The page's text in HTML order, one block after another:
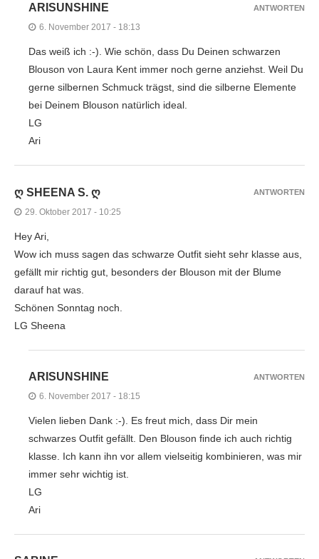
ARISUNSHINE
6. November 2017 - 18:13
Das weiß ich :-). Wie schön, dass Du Deinen schwarzen
Blouson von Laura Kent immer noch gerne anziehst. Weil Du
gerne silbernen Schmuck trägst, sind die silberne Elemente
bei Deinem Blouson natürlich ideal.
LG
Ari
ANTWORTEN
Ღ SHEENA S. Ღ
29. Oktober 2017 - 10:25
Hey Ari,
Wow ich muss sagen das schwarze Outfit sieht sehr klasse aus,
gefällt mir richtig gut, besonders der Blouson mit der Blume
darauf hat was.
Schönen Sonntag noch.
LG Sheena
ANTWORTEN
ARISUNSHINE
6. November 2017 - 18:15
Vielen lieben Dank :-). Es freut mich, dass Dir mein
schwarzes Outfit gefällt. Den Blouson finde ich auch richtig
klasse. Ich kann ihn vor allem vielseitig kombinieren, was mir
immer sehr wichtig ist.
LG
Ari
ANTWORTEN